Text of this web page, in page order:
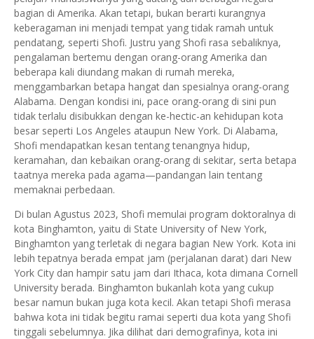
bagian di Amerika. Akan tetapi, bukan berarti kurangnya
keberagaman ini menjadi tempat yang tidak ramah untuk
pendatang, seperti Shofi. Justru yang Shofi rasa sebaliknya,
pengalaman bertemu dengan orang-orang Amerika dan
beberapa kali diundang makan di rumah mereka,
menggambarkan betapa hangat dan spesialnya orang-orang
Alabama. Dengan kondisi ini, pace orang-orang di sini pun
tidak terlalu disibukkan dengan ke-hectic-an kehidupan kota
besar seperti Los Angeles ataupun New York. Di Alabama,
Shofi mendapatkan kesan tentang tenangnya hidup,
keramahan, dan kebaikan orang-orang di sekitar, serta betapa
taatnya mereka pada agama—pandangan lain tentang
memaknai perbedaan.
Di bulan Agustus 2023, Shofi memulai program doktoralnya di
kota Binghamton, yaitu di State University of New York,
Binghamton yang terletak di negara bagian New York. Kota ini
lebih tepatnya berada empat jam (perjalanan darat) dari New
York City dan hampir satu jam dari Ithaca, kota dimana Cornell
University berada. Binghamton bukanlah kota yang cukup
besar namun bukan juga kota kecil. Akan tetapi Shofi merasa
bahwa kota ini tidak begitu ramai seperti dua kota yang Shofi
tinggali sebelumnya. Jika dilihat dari demografinya, kota ini